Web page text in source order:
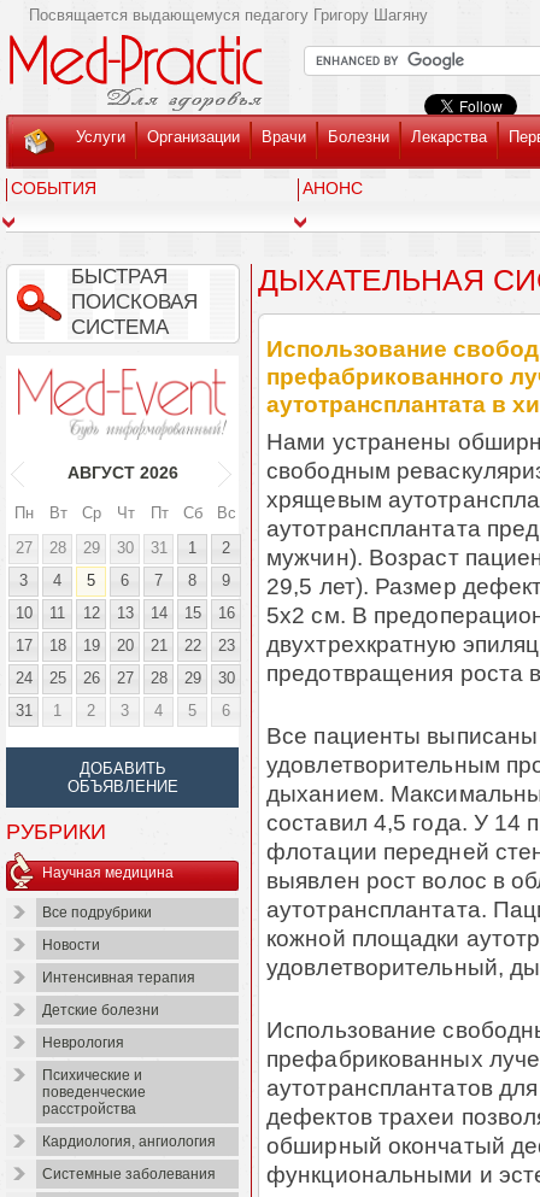
Посвящается выдающемуся педагогу Григору Шагяну
Услуги Организации Врачи Болезни Лекарства
СОБЫТИЯ АНОНС
БЫСТРАЯ
ПОИСКОВАЯ
СИСТЕМА
АВГУСТ 2026
Пн Вт Ср Чт Пт Сб
Вс
27
28 29 30 31 1
2
3
4 5 6 7 8
9
10
11 12 13 14 15
16
17
18 19 20 21 22
23
24
25 26 27 28 29
30
31
1 2 3 4 5 6
ДОБАВИТЬ
ОБЪЯВЛЕНИЕ
РУБРИКИ
Научная медицина
Все подрубрики
Новости
Интенсивная терапия
Детские болезни
Неврология
Психические и
поведенческие
расстройства
Кардиология, ангиология
Системные заболевания
ДЫХАТЕЛЬНАЯ
Использование
префабрикованного
аутотрансплантата в
Нами устранены
свободным
хрящевым
аутотрансплантата
мужчин). Возраст
29,5 лет). Размер
5х2 см. В
двухтрехкратную
предотвращения роста
Все пациенты
удовлетворительным
дыханием.
составил 4,5 года. У 14
флотации передней
выявлен рост волос в
аутотрансплантата.
кожной площадки
удовлетворительный,
Использование
префабрикованных
аутотрансплантатов
дефектов трахеи
обширный окончатый
функциональными и